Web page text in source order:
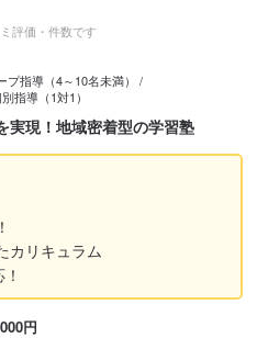
評価・件数です
プ指導（4～10名未満）
指導（1対1）
実現！地域密着型の学習塾
カリキュラム
円